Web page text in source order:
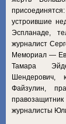
устроившие
Эспланаде,
журналист
Мемориал —
Тамара
Шендерович,
Файзулин,
журналисты